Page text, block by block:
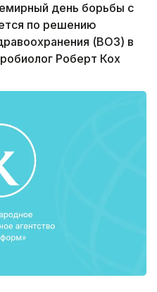
день борьбы с
по решению
(ВОЗ) в
Роберт Кох